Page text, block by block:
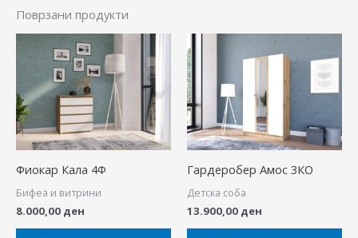
Поврзани продукти
Фиокар Кала 4Ф
Бифеа и витрини
8.000,00 ден
Гардеробер Амос 3КО
Детска соба
13.900,00 ден